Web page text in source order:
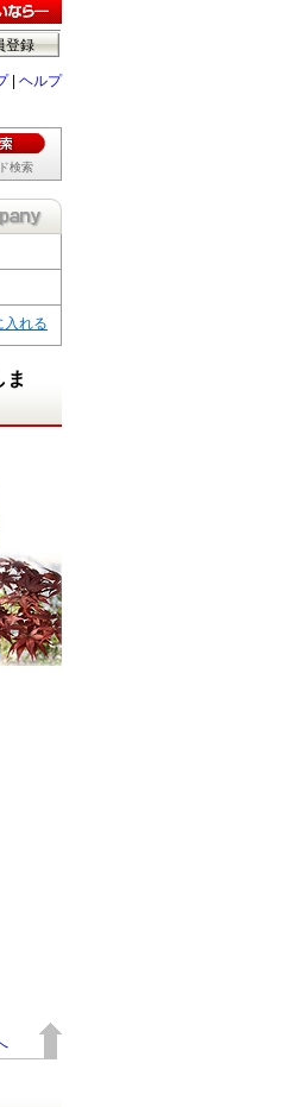
登録
| ヘルプ
検索
入れる
ま